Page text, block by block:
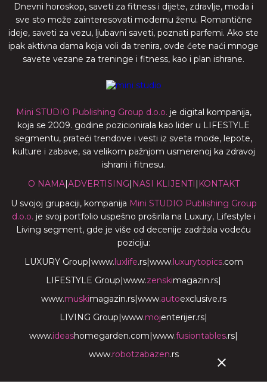
Dnevni horoskop, saveti za fitness i dijete, zdravlje, moda i
sve sto može zainteresovati modernu ženu. Romantične
ideje, saveti za vezu, ljubavni saveti, poznati parfemi. Ako ste
ipak aktivna dama koja voli da trenira, ovde ćete naći mnoge
savete vezane za treninge i fitness, kao i plan ishrane.
Mini STUDIO Publishing Group d.o.o. je digital kompanija,
koja se 2009. godine pozicionirala kao lider u LIFESTYLE
segmentu, prateći trendove i vesti iz sveta mode, lepote,
kulture i zabave, sa velikom pažnjom usmerenoj ka zdravoj
ishrani i fitnesu.
O NAMA|ADVERTISING| NASI KLIJENTI | KONTAKT
U svojoj grupaciji, kompanija Mini STUDIO Publishing Group
d.o.o. je svoj portfolio uspešno proširila na Luxury, Lifestyle i
Living segment, gde je više od decenije zadržala vodeću
poziciju:
LUXURY Group|www.luxlife.rs|www.luxurytopics.com
LIFESTYLE Group|www.zenskimagazin.rs|
www.muskimagazin.rs|www.autoexclusive.rs
LIVING Group|www.mojenterijer.rs|
www.ideashomegarden.com|www.fusiontables.rs|
www.robotzabazen.rs